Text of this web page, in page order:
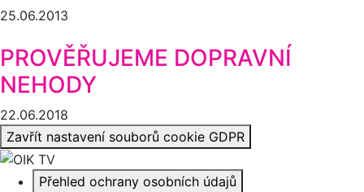
25.06.2013
PROVĚŘUJEME DOPRAVNÍ
NEHODY
22.06.2018
Zavřít nastavení souborů cookie GDPR
Přehled ochrany osobních údajů